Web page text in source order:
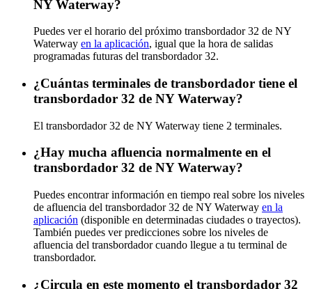
NY Waterway?
Puedes ver el horario del próximo transbordador 32 de NY
Waterway en la aplicación, igual que la hora de salidas
programadas futuras del transbordador 32.
¿Cuántas terminales de transbordador tiene el
transbordador 32 de NY Waterway?
El transbordador 32 de NY Waterway tiene 2 terminales.
¿Hay mucha afluencia normalmente en el
transbordador 32 de NY Waterway?
Puedes encontrar información en tiempo real sobre los niveles
de afluencia del transbordador 32 de NY Waterway en la
aplicación (disponible en determinadas ciudades o trayectos).
También puedes ver predicciones sobre los niveles de
afluencia del transbordador cuando llegue a tu terminal de
transbordador.
¿Circula en este momento el transbordador 32